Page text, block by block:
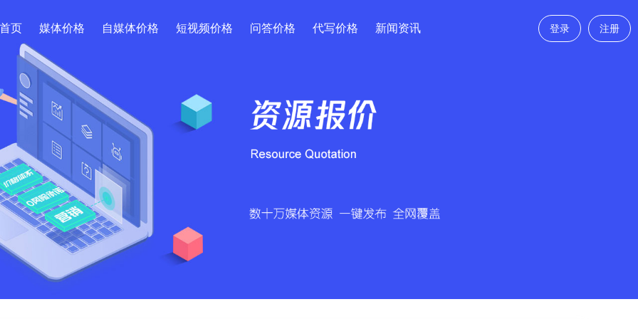
页 媒体价格 自媒体价格 短视频价格 问答价格 代写价格 新闻资讯 登录 注册